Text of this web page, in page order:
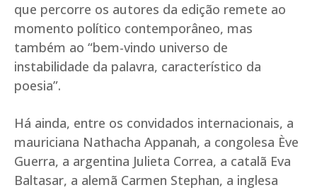
que percorre os autores da edição remete ao
momento político contemporâneo, mas
também ao “bem-vindo universo de
instabilidade da palavra, característico da
poesia”.
Há ainda, entre os convidados internacionais, a
mauriciana Nathacha Appanah, a congolesa Ève
Guerra, a argentina Julieta Correa, a catalã Eva
Baltasar, a alemã Carmen Stephan, a inglesa